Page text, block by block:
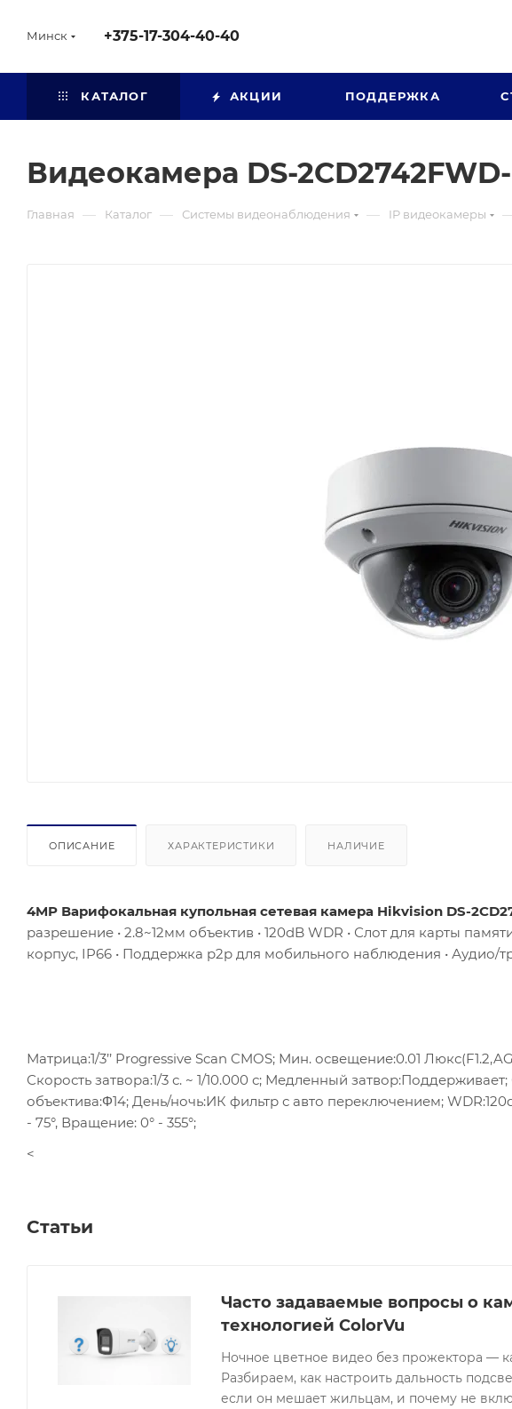
Минск +375-17-304-40-40
КАТАЛОГ АКЦИИ ПОДДЕРЖКА
Видеокамера DS-
Главная — Каталог — Системы видеонаблюдения — IP видеокамеры
ОПИСАНИЕ ХАРАКТЕРИСТИКИ НАЛИЧИЕ
4MP Варифокальная купольная сетевая камера Hikvision DS-
разрешение • 2.8~12мм объектив • 120dB WDR • Слот для карты
корпус, IP66 • Поддержка p2p для мобильного наблюдения • Аудио/
Матрица:1/3’’ Progressive Scan CMOS; Мин. освещение:0.01
Скорость затвора:1/3 с. ~ 1/10.000 с; Медленный
объектива:Φ14; День/ночь:ИК фильтр с авто переключением;
- 75°, Вращение: 0° - 355°;
<
Статьи
Часто задаваемые вопросы о
технологией ColorVu
Ночное цветное видео без прожектора —
Разбираем, как настроить дальность
если он мешает жильцам, и почему не